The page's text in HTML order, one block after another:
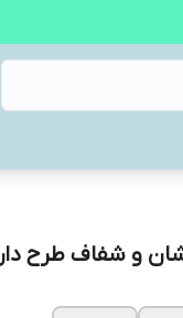
و شفاف طرح دار